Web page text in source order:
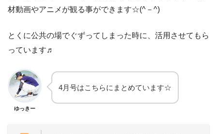
材動画やアニメが観る事ができます☆(^－^)
とくに公共の場でぐずってしまった時に、活用させてもら
っています♬
ゆっきー
4月号はこちらにまとめています☆